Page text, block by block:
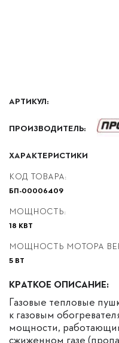
АРТИКУЛ:
ПРОИЗВОДИТЕЛЬ:
ХАРАКТЕРИСТИКИ
КОД ТОВАРА:
БП-00006409
МОЩНОСТЬ:
18 КВТ
МОЩНОСТЬ МОТОРА
5 ВТ
КРАТКОЕ ОПИСАНИЕ:
Газовые тепловые
к газовым
мощности,
сжиженном газе